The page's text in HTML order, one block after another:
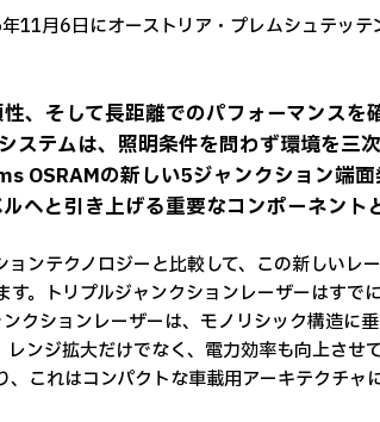
11月6日にオーストリア・プレムシュテッ
、そして長距離でのパフォーマンス
ステムは、照明条件を問わず環境を三
OSRAMの新しい5ジャンクション端
へと引き上げる重要なコンポーネント
ョンテクノロジーと比較して、この新しいレ
す。トリプルジャンクションレーザーはす
クションレーザーは、モノリシック構造に
レンジ拡大だけでなく、電力効率も向上させ
これはコンパクトな車載用アーキテクチャ